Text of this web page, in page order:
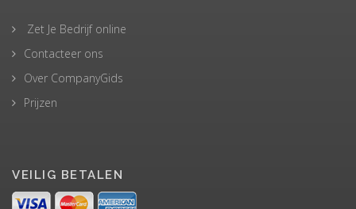
Zet Je Bedrijf online
Contacteer ons
Over CompanyGids
Prijzen
VEILIG BETALEN